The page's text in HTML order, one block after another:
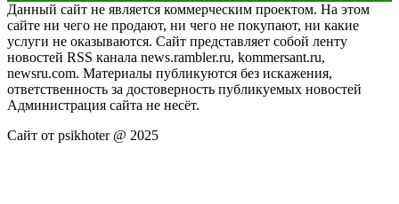
Данный сайт не является коммерческим проектом. На этом
сайте ни чего не продают, ни чего не покупают, ни какие
услуги не оказываются. Сайт представляет собой ленту
новостей RSS канала news.rambler.ru, kommersant.ru,
newsru.com. Материалы публикуются без искажения,
ответственность за достоверность публикуемых новостей
Администрация сайта не несёт.
Сайт от psikhoter @ 2025